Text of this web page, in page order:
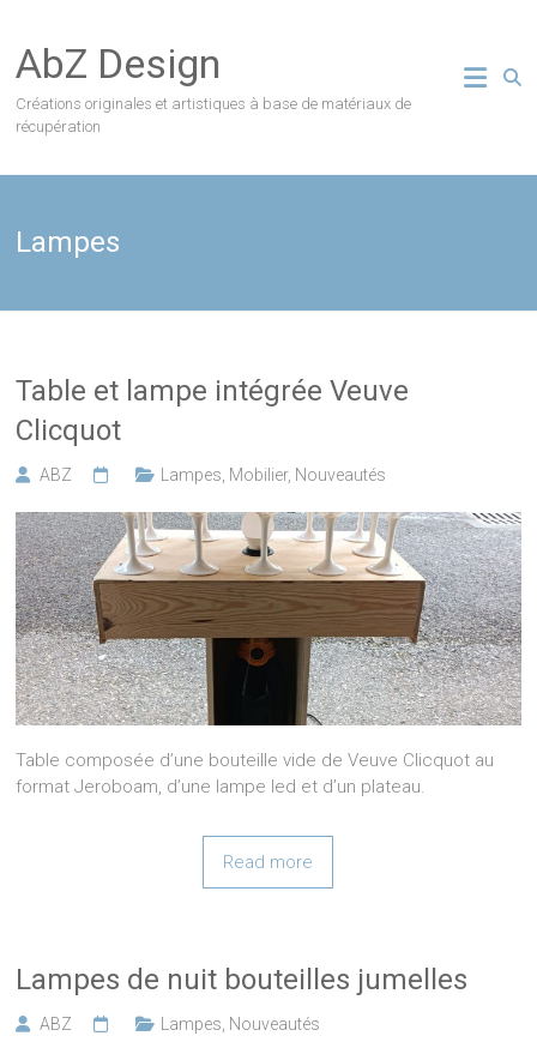
content
AbZ Design
Créations originales et artistiques à base de matériaux de
récupération
Lampes
Table et lampe intégrée Veuve
Clicquot
ABZ Lampes Mobilier, Nouveautés
Table composée d’une bouteille vide de Veuve Clicquot au
format Jeroboam, d’une lampe led et d’un plateau.
Read more
Lampes de nuit bouteilles jumelles
ABZ Lampes Nouveautés